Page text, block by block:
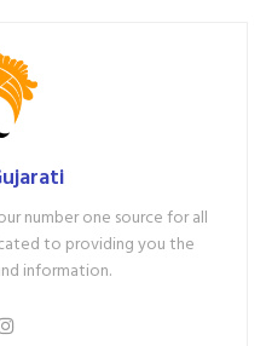
number one source for all
to providing you the
information.